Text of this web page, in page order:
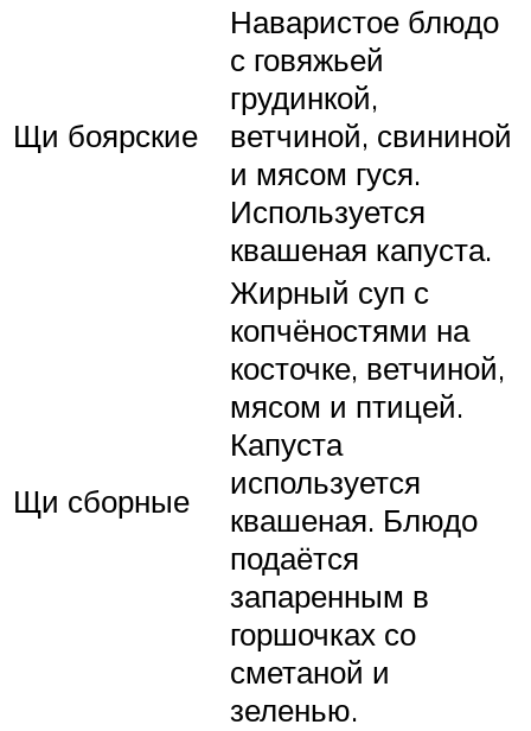
Щи боярские
Наваристое блюдо
с говяжьей
грудинкой,
ветчиной, свининой
и мясом гуся.
Используется
квашеная капуста.
Щи сборные
Жирный суп с
копчёностями на
косточке, ветчиной,
мясом и птицей.
Капуста
используется
квашеная. Блюдо
подаётся
запаренным в
горшочках со
сметаной и
зеленью.